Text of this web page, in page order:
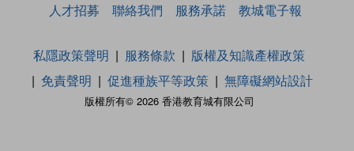
人才招募
聯絡我們 服務承諾 教城電子報
版權所有© 2026 香港教育城有限公司
私隱政策聲明 服務條款
版權及知識產權政策
免責聲明
促進種族平等政策 無障礙網站設計